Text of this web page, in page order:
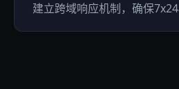
建立跨域响应机制，确保